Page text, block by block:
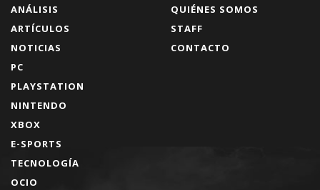
ANÁLISIS
ARTÍCULOS
NOTICIAS
PC
PLAYSTATION
NINTENDO
XBOX
E-SPORTS
TECNOLOGÍA
OCIO
QUIÉNES SOMOS
STAFF
CONTACTO